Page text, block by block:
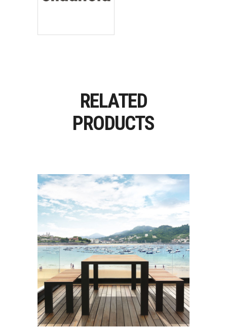
RELATED
PRODUCTS
DENEB